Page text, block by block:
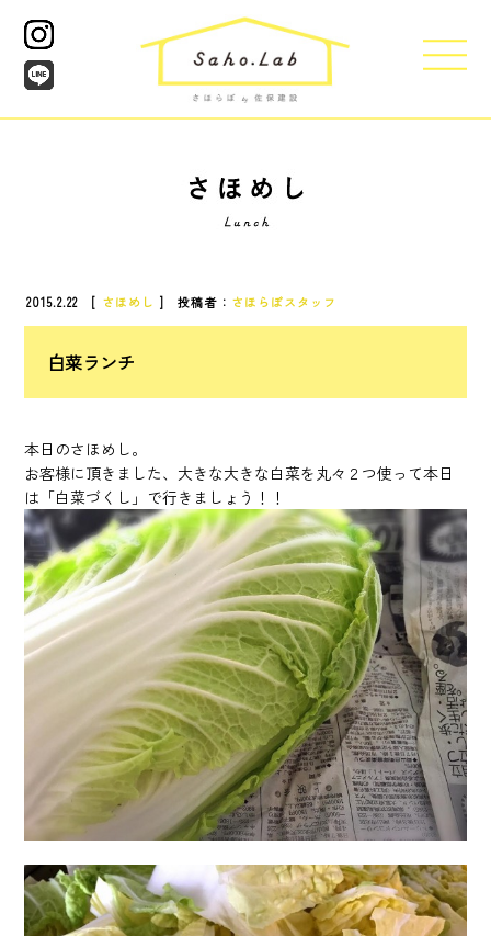
2015.2.22 [ さほめし ] 投稿者： さほらぼスタッフ
白菜ランチ
本日のさほめし。
お客様に頂きました、大きな大きな白菜を丸々２つ使って本日
は「白菜づくし」で行きましょう！！